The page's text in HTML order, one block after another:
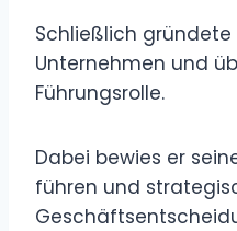
Schließlich gründete
Unternehmen und
Führungsrolle.
Dabei bewies er
führen und